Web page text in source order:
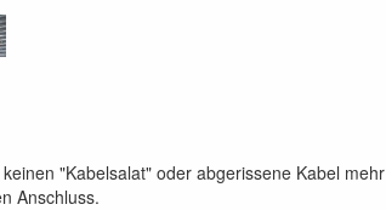
"Kabelsalat" oder abgerissene Kabel mehr
Anschluss.